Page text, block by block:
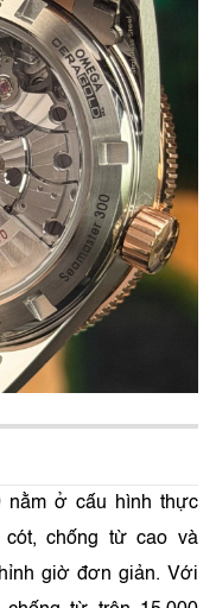
nằm ở cấu hình thực
chống từ cao và
giờ đơn giản. Với